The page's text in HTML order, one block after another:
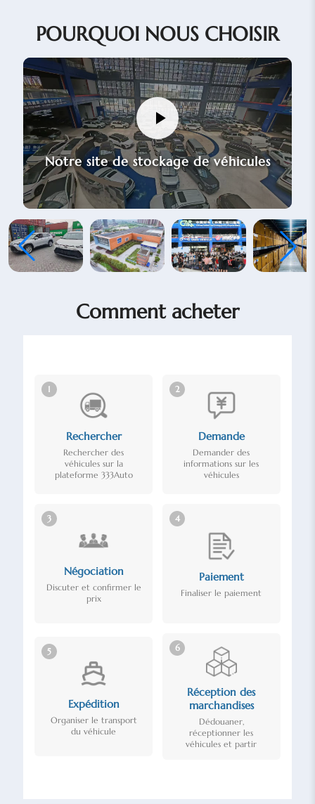
POURQUOI NOUS CHOISIR
0:00/1:21
Notre site de stockage de véhicules
Comment acheter
1
Rechercher
Rechercher des
véhicules sur la
plateforme 333Auto
2
Demande
Demander des
informations sur les
véhicules
3
Négociation
Discuter et confirmer le
prix
4
Paiement
Finaliser le paiement
5
Expédition
Organiser le transport
du véhicule
6
Réception des
marchandises
Dédouaner,
réceptionner les
véhicules et partir